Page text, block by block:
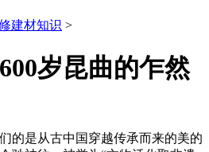
建材知识 >
岁昆曲的乍然
是从古中国穿越传承而来的美的